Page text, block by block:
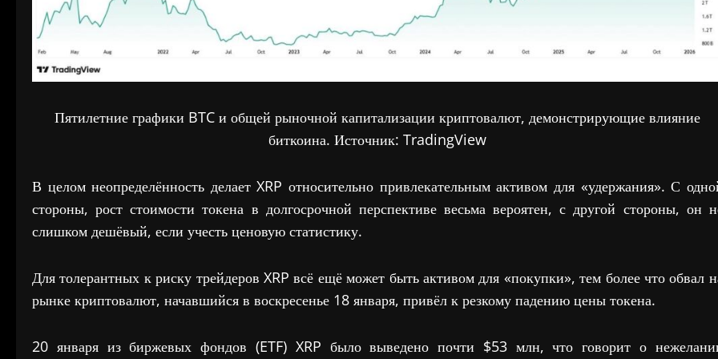
Пятилетние графики BTC и общей рыночной капитализации криптовалют, демонстрирующие влияние
биткоина. Источник: TradingView
В целом неопределённость делает XRP относительно привлекательным активом для «удержания». С
стороны, рост стоимости токена в долгосрочной перспективе весьма вероятен, с другой стороны, он
слишком дешёвый, если учесть ценовую статистику.
Для толерантных к риску трейдеров XRP всё ещё может быть активом для «покупки», тем более что обвал
рынке криптовалют, начавшийся в воскресенье 18 января, привёл к резкому падению цены токена.
20 января из биржевых фондов (ETF) XRP было выведено почти $53 млн, что говорит о